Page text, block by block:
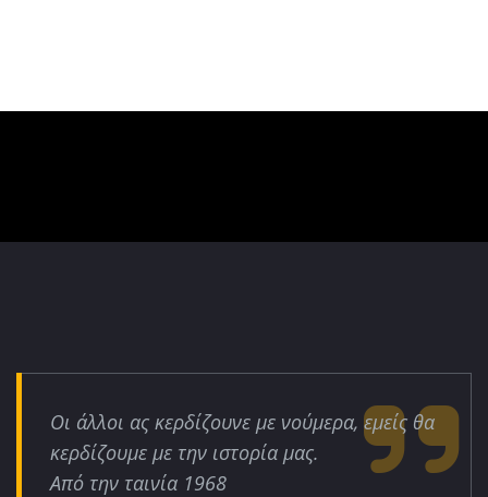
Οι άλλοι ας κερδίζουνε με νούμερα, εμείς θα
κερδίζουμε με την ιστορία μας.
Από την ταινία 1968